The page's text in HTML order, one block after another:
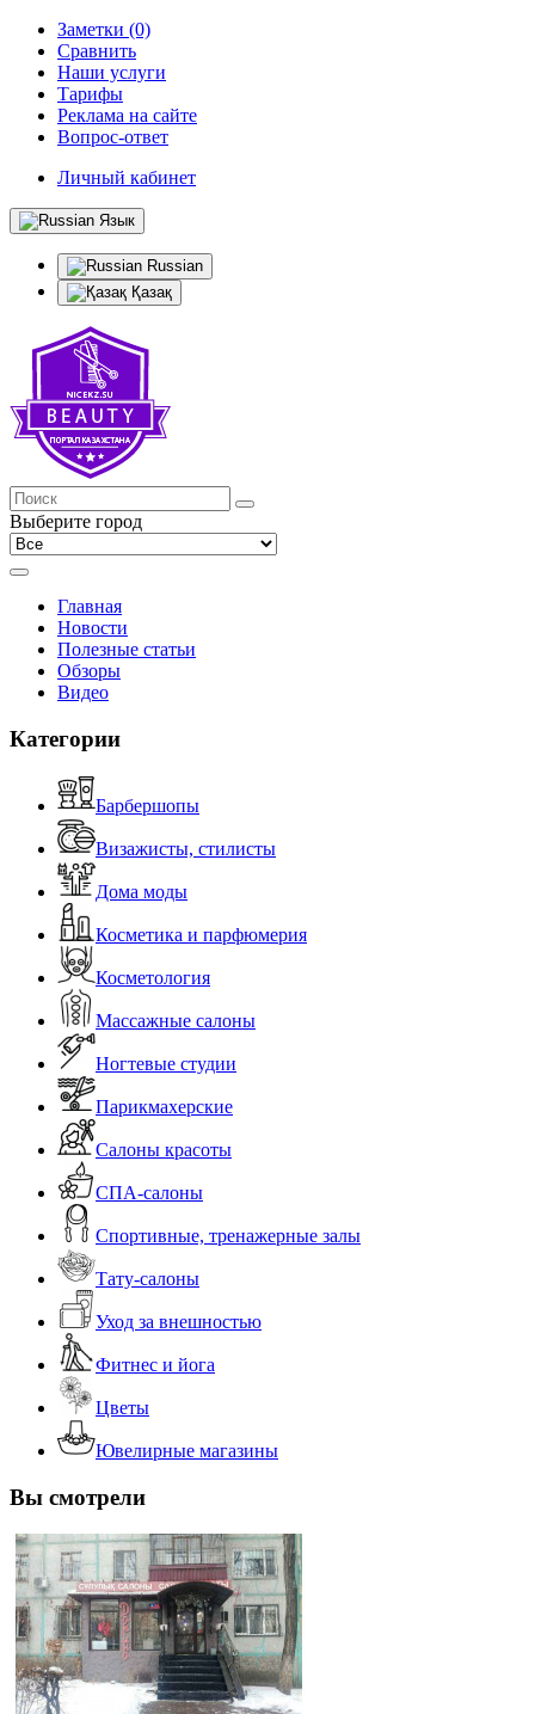
Заметки (0)
Сравнить
Наши услуги
Тарифы
Реклама на сайте
Вопрос-ответ
Личный кабинет
Язык
Russian
Қазақ
Выберите город
Главная
Новости
Полезные статьи
Обзоры
Видео
Категории
Барбершопы
Визажисты, стилисты
Дома моды
Косметика и парфюмерия
Косметология
Массажные салоны
Ногтевые студии
Парикмахерские
Салоны красоты
СПА-салоны
Спортивные, тренажерные залы
Тату-салоны
Уход за внешностью
Фитнес и йога
Цветы
Ювелирные магазины
Вы смотрели